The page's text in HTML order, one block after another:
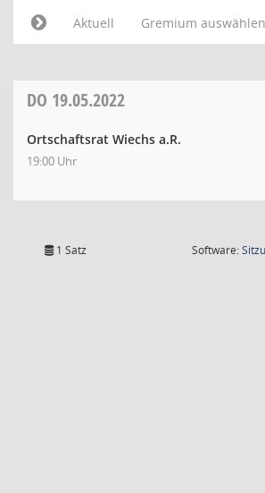
Aktuell
Gremium auswählen
DO 19.05.2022
Ortschaftsrat Wiechs a.R.
19:00 Uhr
1 Satz Software: